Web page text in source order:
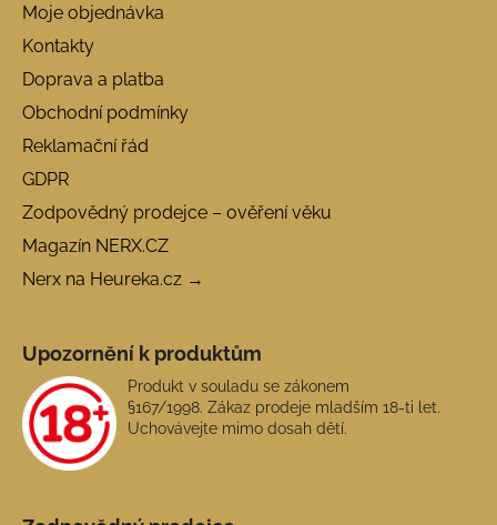
Moje objednávka
Kontakty
Doprava a platba
Obchodní podmínky
Reklamační řád
GDPR
Zodpovědný prodejce – ověření věku
Magazín NERX.CZ
Nerx na Heureka.cz →
Upozornění k produktům
Produkt v souladu se zákonem
§167/1998. Zákaz prodeje mladším 18-ti let.
Uchovávejte mimo dosah dětí.